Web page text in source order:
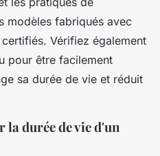
modèles fabriqués avec
Vérifiez également
pour être facilement
sa durée de vie et réduit
durée de vie d'un